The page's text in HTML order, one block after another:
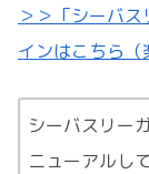
＞＞「シーバ
インはこちら（
シーバスリー
ニューアルし